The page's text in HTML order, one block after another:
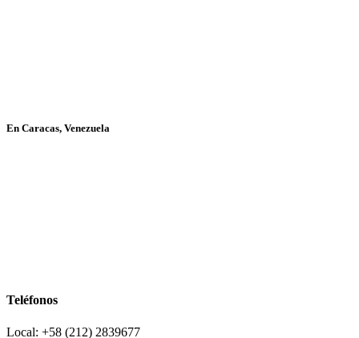
En Caracas, Venezuela
Teléfonos
Local: +58 (212) 2839677